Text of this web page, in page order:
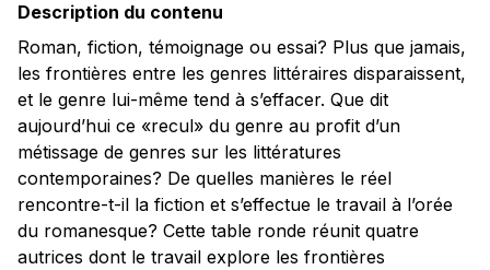
Description du contenu
Roman, fiction, témoignage ou essai? Plus que jamais,
les frontières entre les genres littéraires disparaissent,
et le genre lui-même tend à s’effacer. Que dit
aujourd’hui ce «recul» du genre au profit d’un
métissage de genres sur les littératures
contemporaines? De quelles manières le réel
rencontre-t-il la fiction et s’effectue le travail à l’orée
du romanesque? Cette table ronde réunit quatre
autrices dont le travail explore les frontières